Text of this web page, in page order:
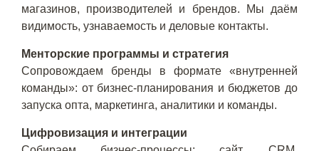
магазинов, производителей и брендов. Мы даём
видимость, узнаваемость и деловые контакты.
Менторские программы и стратегия
Сопровождаем бренды в формате «внутренней
команды»: от бизнес-планирования и бюджетов до
запуска опта, маркетинга, аналитики и команды.
Цифровизация и интеграции